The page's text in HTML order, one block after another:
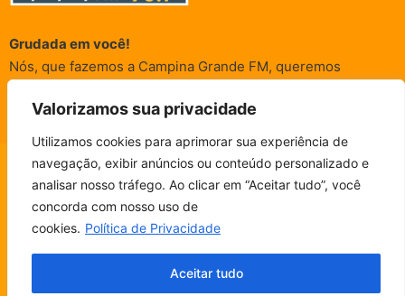
Valorizamos sua privacidade
Utilizamos cookies para aprimorar sua experiência de
navegação, exibir anúncios ou conteúdo personalizado e
analisar nosso tráfego. Ao clicar em “Aceitar tudo”, você
concorda com nosso uso de
cookies. Política de Privacidade
Aceitar tudo
CAMPINA FM - AO VIVO
ESCUTE SEM PARAR!
Grudada em você!
Nós, que fazemos a Campina Grande FM, queremos
acompanham sempre. É para vocês que a Rádio existe e por
vocês que as informações (informativas, de entretenimento,
promocionais e de conscientização) são realizadas.
© Campina FM 1978 – 2026. Termos de Uso
rox PublicidadeFala, ouvinte!